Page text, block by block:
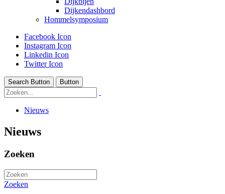
Dijkendashbord
Hommelsymposium
Facebook Icon
Instagram Icon
Linkedin Icon
Twitter Icon
Search Button Button
Nieuws
Nieuws
Zoeken
Zoeken